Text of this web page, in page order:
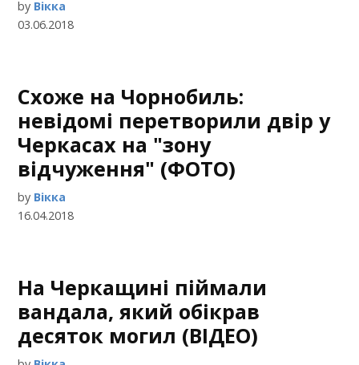
by Вікка
03.06.2018
Схоже на Чорнобиль:
невідомі перетворили двір у
Черкасах на "зону
відчуження" (ФОТО)
by Вікка
16.04.2018
На Черкащині піймали
вандала, який обікрав
десяток могил (ВІДЕО)